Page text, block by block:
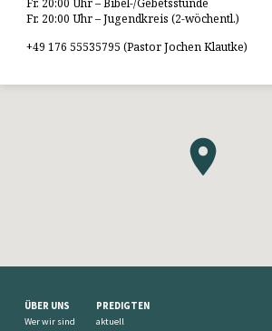
Fr. 20:00 Uhr – Bibel-/Gebetsstunde
Fr. 20:00 Uhr – Jugendkreis (2-wöchentl.)
+49 176 55535795 (Pastor Jochen Klautke)
ÜBER UNS
Wer wir sind
PREDIGTEN
aktuell